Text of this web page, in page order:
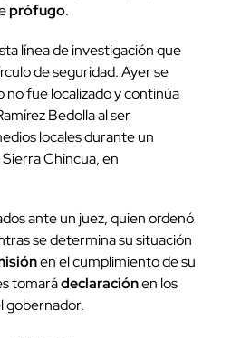
prófugo.
línea de investigación que
de seguridad. Ayer se
no fue localizado y continúa
Bedolla al ser
locales durante un
Chincua, en
ante un juez, quien ordenó
se determina su situación
en el cumplimiento de su
tomarádeclaraciónen los
gobernador.